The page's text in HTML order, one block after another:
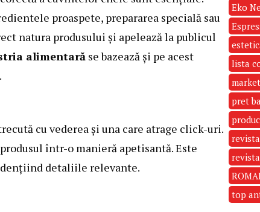
proaspete, prepararea specială sau
natura produsului și apelează la publicul
alimentară se bazează și pe acest
cu vederea și una care atrage click-uri.
într-o manieră apetisantă. Este
detaliile relevante.
Eko
lista
pret
top